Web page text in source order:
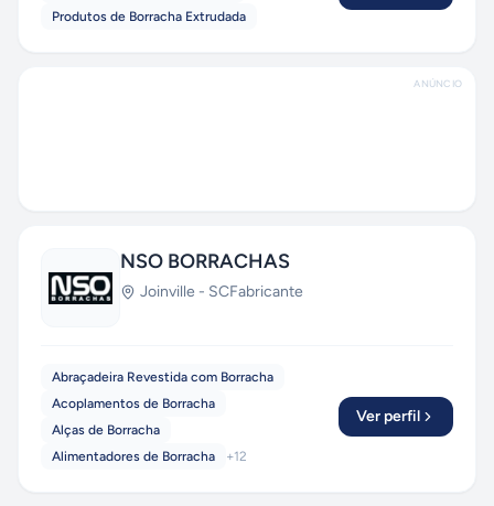
Produtos de Borracha Extrudada
ANÚNCIO
NSO BORRACHAS
Joinville - SCFabricante
Abraçadeira Revestida com Borracha
Acoplamentos de Borracha
Alças de Borracha
Alimentadores de Borracha
+12
Ver perfil